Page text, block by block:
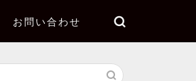
お問い合わせ